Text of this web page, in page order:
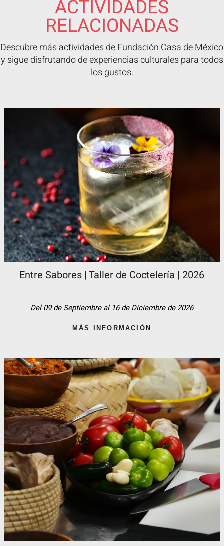
ACTIVIDADES
RELACIONADAS
Descubre más actividades de Fundación Casa de México
y sigue disfrutando de experiencias culturales para todos
los gustos.
Entre Sabores | Taller de Coctelería | 2026
Del 09 de Septiembre al 16 de Diciembre de 2026
MÁS INFORMACIÓN